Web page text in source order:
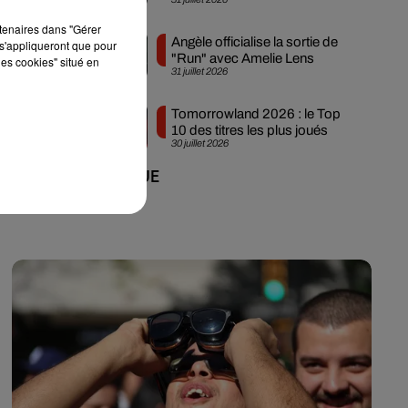
31 juillet 2026
Angèle officialise la sortie de
"Run" avec Amelie Lens
30 juillet 2026
Tomorrowland 2026 : le Top
10 des titres les plus joués
+ DE MUSIQUE
dans "Gérer
que pour
cookies" situé en